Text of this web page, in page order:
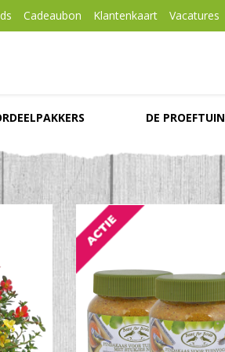
Cadeaubon Klantenkaart Vacatures
DE PROEFTUIN